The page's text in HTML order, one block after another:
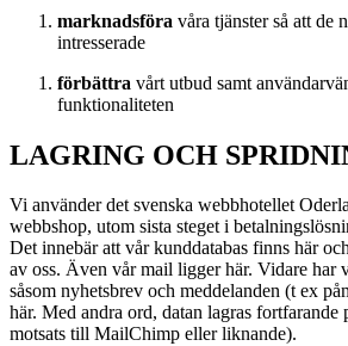
marknadsföra våra tjänster så att de
intresserade
förbättra vårt utbud samt
funktionaliteten
LAGRING OCH
Vi använder det svenska webbhotellet
webbshop, utom sista steget i
Det innebär att vår kunddatabas finns här
av oss. Även vår mail ligger här. Vidare har
såsom nyhetsbrev och meddelanden (t ex
här. Med andra ord, datan lagras
motsats till MailChimp eller liknande).